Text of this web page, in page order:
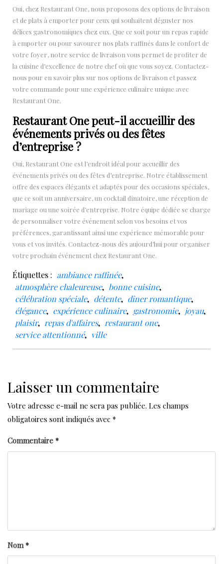
Oui, chez Restaurant One, nous proposons des options de livraison
et de plats à emporter pour ceux qui souhaitent déguster nos
délices gastronomiques chez eux. Que ce soit pour un repas rapide
à emporter ou pour savourer nos plats raffinés dans le confort de
votre foyer, notre service de livraison vous permet de profiter de
la cuisine d’excellence de notre chef où que vous soyez. Contactez-
nous pour en savoir plus sur nos options de livraison et passez
votre commande pour une expérience culinaire unique avec
Restaurant One.
Restaurant One peut-il accueillir des
événements privés ou des fêtes
d’entreprise ?
Oui, Restaurant One est l’endroit idéal pour accueillir des
événements privés ou des fêtes d’entreprise. Notre établissement
offre des espaces élégants et adaptés pour des occasions spéciales,
que ce soit un anniversaire, un cocktail dînatoire, une réception de
mariage ou une soirée d’entreprise. Notre équipe dédiée se charge
de personnaliser votre événement selon vos besoins et vos
préférences, garantissant ainsi une expérience mémorable pour
vous et vos invités. Contactez-nous dès aujourd’hui pour organiser
votre prochain événement chez Restaurant One.
Étiquettes : ambiance raffinée,
atmosphère chaleureuse, bonne cuisine,
célébration spéciale, détente, dîner romantique,
élégance, expérience culinaire, gastronomie, joyau,
plaisir, repas d'affaires, restaurant one,
service attentionné, ville
Laisser un commentaire
Votre adresse e-mail ne sera pas publiée. Les champs
obligatoires sont indiqués avec *
Commentaire *
Nom *